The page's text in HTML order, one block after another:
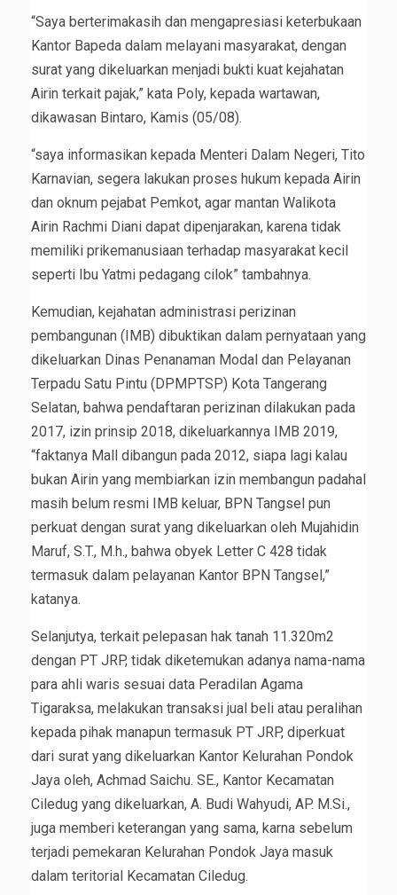
“Saya berterimakasih dan mengapresiasi keterbukaan
Kantor Bapeda dalam melayani masyarakat, dengan
surat yang dikeluarkan menjadi bukti kuat kejahatan
Airin terkait pajak,” kata Poly, kepada wartawan,
dikawasan Bintaro, Kamis (05/08).
“saya informasikan kepada Menteri Dalam Negeri, Tito
Karnavian, segera lakukan proses hukum kepada Airin
dan oknum pejabat Pemkot, agar mantan Walikota
Airin Rachmi Diani dapat dipenjarakan, karena tidak
memiliki prikemanusiaan terhadap masyarakat kecil
seperti Ibu Yatmi pedagang cilok” tambahnya.
Kemudian, kejahatan administrasi perizinan
pembangunan (IMB) dibuktikan dalam pernyataan yang
dikeluarkan Dinas Penanaman Modal dan Pelayanan
Terpadu Satu Pintu (DPMPTSP) Kota Tangerang
Selatan, bahwa pendaftaran perizinan dilakukan pada
2017, izin prinsip 2018, dikeluarkannya IMB 2019,
“faktanya Mall dibangun pada 2012, siapa lagi kalau
bukan Airin yang membiarkan izin membangun padahal
masih belum resmi IMB keluar, BPN Tangsel pun
perkuat dengan surat yang dikeluarkan oleh Mujahidin
Maruf, S.T., M.h., bahwa obyek Letter C 428 tidak
termasuk dalam pelayanan Kantor BPN Tangsel,”
katanya.
Selanjutya, terkait pelepasan hak tanah 11.320m2
dengan PT JRP, tidak diketemukan adanya nama-nama
para ahli waris sesuai data Peradilan Agama
Tigaraksa, melakukan transaksi jual beli atau peralihan
kepada pihak manapun termasuk PT JRP, diperkuat
dari surat yang dikeluarkan Kantor Kelurahan Pondok
Jaya oleh, Achmad Saichu. SE., Kantor Kecamatan
Ciledug yang dikeluarkan, A. Budi Wahyudi, AP. M.Si.,
juga memberi keterangan yang sama, karna sebelum
terjadi pemekaran Kelurahan Pondok Jaya masuk
dalam teritorial Kecamatan Ciledug.